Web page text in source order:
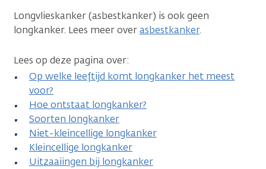
Longvlieskanker (asbestkanker) is ook geen
longkanker. Lees meer overasbestkanker.
Lees op deze pagina over:
Op welke leeftijd komt longkanker het meest
voor?
Hoe ontstaat longkanker?
Soorten longkanker
Niet-kleincellige longkanker
Kleincellige longkanker
Uitzaaiingen bij longkanker